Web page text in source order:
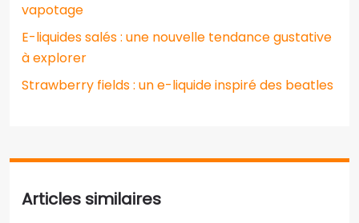
vapotage
E-liquides salés : une nouvelle tendance gustative
à explorer
Strawberry fields : un e-liquide inspiré des beatles
Articles similaires